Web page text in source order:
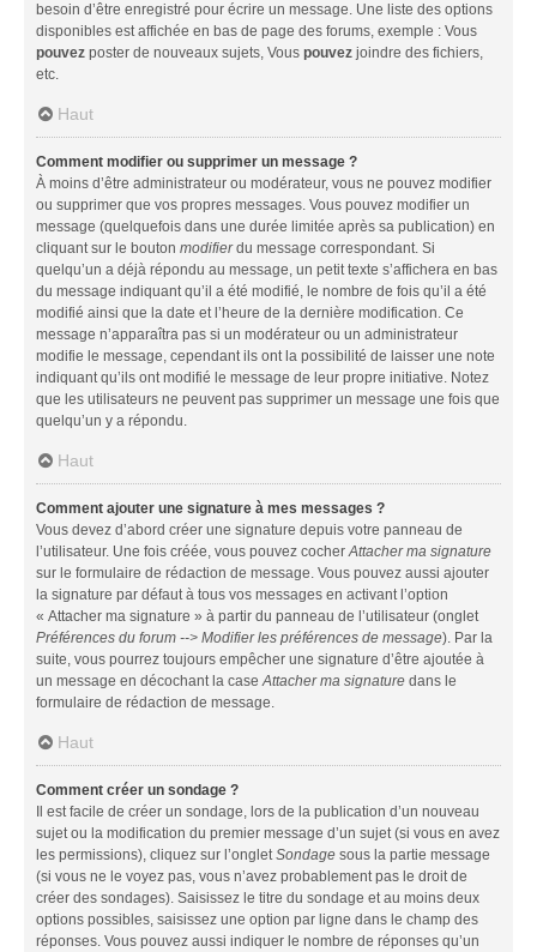
besoin d’être enregistré pour écrire un message. Une liste des options
disponibles est affichée en bas de page des forums, exemple : Vous
pouvez poster de nouveaux sujets, Vous pouvez joindre des fichiers,
etc.
Haut
Comment modifier ou supprimer un message ?
À moins d’être administrateur ou modérateur, vous ne pouvez modifier
ou supprimer que vos propres messages. Vous pouvez modifier un
message (quelquefois dans une durée limitée après sa publication) en
cliquant sur le bouton modifierdu message correspondant. Si
quelqu’un a déjà répondu au message, un petit texte s’affichera en bas
du message indiquant qu’il a été modifié, le nombre de fois qu’il a été
modifié ainsi que la date et l’heure de la dernière modification. Ce
message n’apparaîtra pas si un modérateur ou un administrateur
modifie le message, cependant ils ont la possibilité de laisser une note
indiquant qu’ils ont modifié le message de leur propre initiative. Notez
que les utilisateurs ne peuvent pas supprimer un message une fois que
quelqu’un y a répondu.
Haut
Comment ajouter une signature à mes messages ?
Vous devez d’abord créer une signature depuis votre panneau de
l’utilisateur. Une fois créée, vous pouvez cocherAttacher ma signature
sur le formulaire de rédaction de message. Vous pouvez aussi ajouter
la signature par défaut à tous vos messages en activant l’option
« Attacher ma signature » à partir du panneau de l’utilisateur (onglet
Préférences du forum --> Modifier les préférences de message). Par la
suite, vous pourrez toujours empêcher une signature d’être ajoutée à
un message en décochant la caseAttacher ma signature dans le
formulaire de rédaction de message.
Haut
Comment créer un sondage ?
Il est facile de créer un sondage, lors de la publication d’un nouveau
sujet ou la modification du premier message d’un sujet (si vous en avez
les permissions), cliquez sur l’ongletSondage sous la partie message
(si vous ne le voyez pas, vous n’avez probablement pas le droit de
créer des sondages). Saisissez le titre du sondage et au moins deux
options possibles, saisissez une option par ligne dans le champ des
réponses. Vous pouvez aussi indiquer le nombre de réponses qu’un